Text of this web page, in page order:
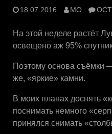
18.07.2016 MO
На этой неделе растёт
освещено аж 95%
Поэтому основа съёмки
же, «яркие» камни.
В моих планах доснять
поснимать немного
принялся снимать